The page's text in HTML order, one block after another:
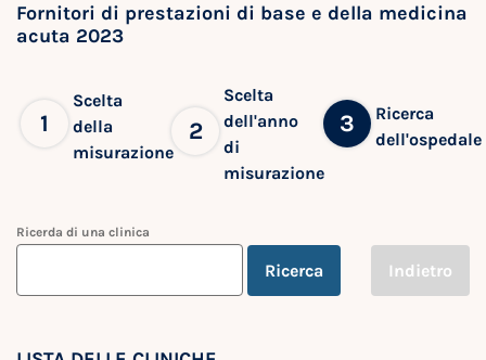
Fornitori di prestazioni di base e della medicina
acuta 2023
1
Scelta
della
misurazione
2
Scelta
dell'anno
di
misurazione
3
Ricerca
dell'ospedale
Ricerda di una clinica
Ricerca Indietro